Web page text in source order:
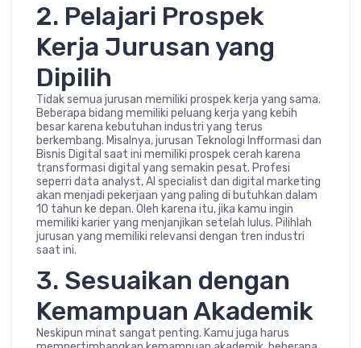
2. Pelajari Prospek
Kerja Jurusan yang
Dipilih
Tidak semua jurusan memiliki prospek kerja yang sama.
Beberapa bidang memiliki peluang kerja yang kebih
besar karena kebutuhan industri yang terus
berkembang. Misalnya, jurusan Teknologi Infformasi dan
Bisnis Digital saat ini memiliki prospek cerah karena
transformasi digital yang semakin pesat. Profesi
seperri data analyst, AI specialist dan digital marketing
akan menjadi pekerjaan yang paling di butuhkan dalam
10 tahun ke depan. Oleh karena itu, jika kamu ingin
memiliki karier yang menjanjikan setelah lulus. Pilihlah
jurusan yang memiliki relevansi dengan tren industri
saat ini.
3. Sesuaikan dengan
Kemampuan Akademik
Neskipun minat sangat penting. Kamu juga harus